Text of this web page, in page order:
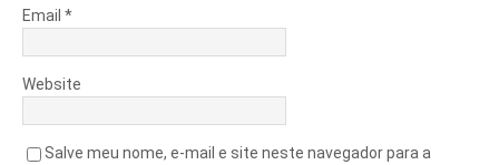
Email *
Website
Salve meu nome, e-mail e site neste navegador para a